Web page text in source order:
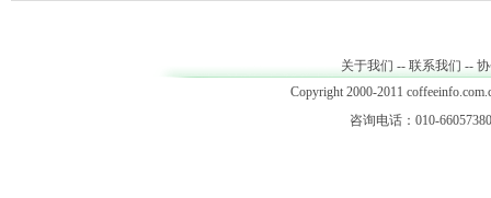
关于我们 -- 联系我们 --
Copyright 2000-2011
咨询电话：010-